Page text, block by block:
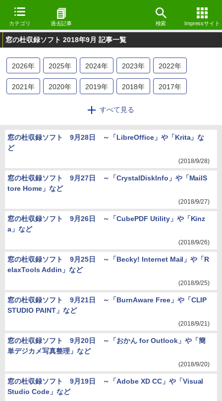
カテゴリ 過去記事 検索 Impressサイト
窓の杜収録ソフト 2018年9月 記事一覧
2026年 2025年 2024年 2023年 2022年
2021年 2020年 2019年 2018年 2017年
2014年 2013
すべて見る
窓の杜収録ソフト 9月28日 ～「LibreOffice」や「Krita」な
ど
(2018/9/28)
窓の杜収録ソフト 9月27日 ～「CrystalDiskInfo」や「MailS
tore Home」など
(2018/9/27)
窓の杜収録ソフト 9月26日 ～「CubePDF Utility」や「Kinz
a」など
(2018/9/26)
窓の杜収録ソフト 9月25日 ～「Becky! Internet Mail」や「R
elaxTools Addin」など
(2018/9/25)
窓の杜収録ソフト 9月21日 ～「BurnAware Free」や「CLIP
STUDIO PAINT」など
(2018/9/21)
窓の杜収録ソフト 9月20日 ～「おかん for Outlook」や「簡
単デジカメ写真整理」など
(2018/9/20)
窓の杜収録ソフト 9月19日 ～「Adobe XD CC」や「Visual
Studio Code」など